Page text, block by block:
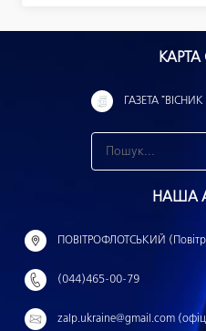
ГАЗЕТА
н
й
:
НАША
ПОВІТРОФЛОТСЬКИЙ
(044)465-00-79
zalp.ukraine@gmail.com